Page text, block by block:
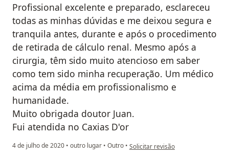
Profissional excelente e preparado, esclareceu
todas as minhas dúvidas e me deixou segura e
tranquila antes, durante e após o procedimento
de retirada de cálculo renal. Mesmo após a
cirurgia, têm sido muito atencioso em saber
como tem sido minha recuperação. Um médico
acima da média em profissionalismo e
humanidade.
Muito obrigada doutor Juan.
Fui atendida no Caxias D'or
4 de julho de 2020 • outro lugar • Outro • na opinião do utilizador Sua conta
Solicitar revisão